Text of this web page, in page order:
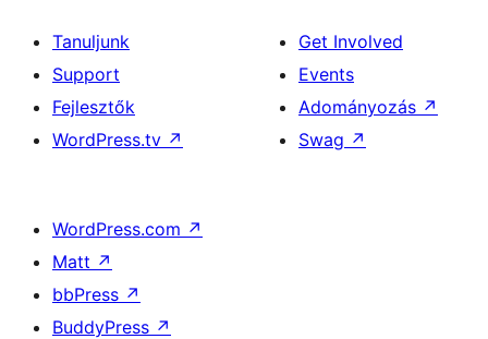
Tanuljunk
Support
Fejlesztők
WordPress.tv ↗
Get Involved
Events
Adományozás ↗
Swag ↗
WordPress.com ↗
Matt ↗
bbPress ↗
BuddyPress ↗